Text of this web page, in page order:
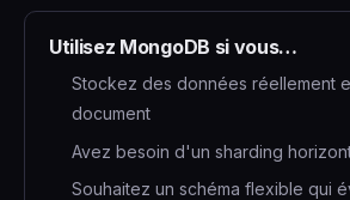
Utilisez MongoDB si vous…
Stockez des données réellement
document
Avez besoin d'un sharding
Souhaitez un schéma flexible qui